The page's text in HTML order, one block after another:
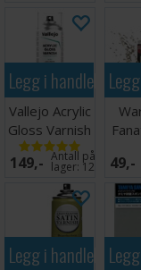
Legg i handlekurven
Vallejo Acrylic
Gloss Varnish
400ml
149,- Antall på
lager: 12 49,-
Legg i handlekurven